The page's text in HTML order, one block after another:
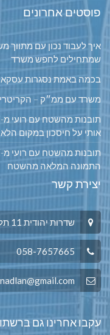
פוסטים אחרונים
איך לעבוד נכון עם מתווך
שמתחילים לחפש משרד
בכמה באמת נסגרות
משרד עם ממ״ק –
אותי על חיסכון במקום הלא
התמונה המלאה מהשטח
יצירת קשר
שדרות יהודית 11 תל אביב
עקבו אחרינו גם